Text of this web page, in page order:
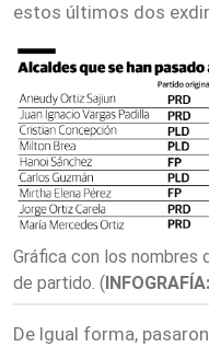
estos últimos dos
Gráfica con los nombres
de partido. (
De Igual forma,